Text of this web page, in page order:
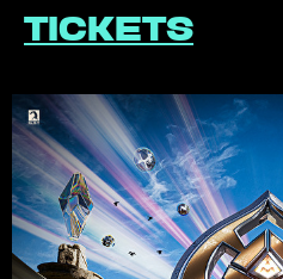
Tickets